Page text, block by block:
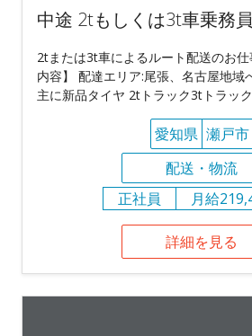
中途 2tもしくは3t車乗務員
2tまたは3t車によるルート配送のお
内容】 配達エリア:尾張、名古屋地域
主に新品タイヤ 2tトラック3tトラック
愛知県 瀬戸市
配送・物流
正社員
月給
詳細を見る